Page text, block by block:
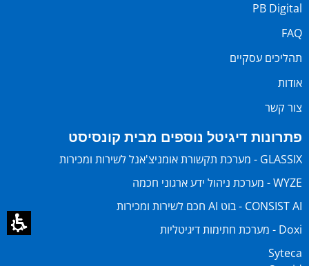
PB Digital
FAQ
תהליכים עסקיים
אודות
צור קשר
פתרונות דיגיטל נוספים מבית קונסיסט
GLASSIX - מערכת תקשורת אומניצ'אנל לשירות ומכירות
WYZE - מערכת ניהול ידע ארגוני חכמה
CONSIST AI - בוט AI חכם לשירות ומכירות
Doxi - מערכת חתימות דיגיטליות
Syteca